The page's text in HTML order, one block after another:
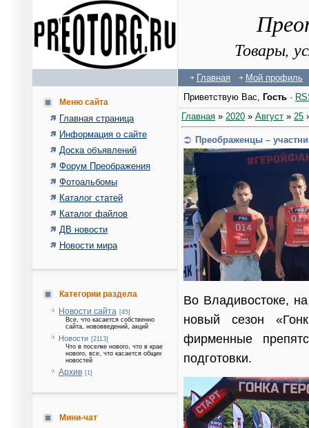
Товары,
Главная Мой профиль
Меню сайта
Главная страница
Информация о сайте
Доска объявлений
Форум Преображения
Фотоальбомы
Каталог статей
Каталог файлов
ДВ новости
Новости мира
Категории раздела
Новости сайта [45]
Все, что касается собственно
сайта, нововведений, акций
Новости [2113]
Что в поселке нового, что в крае
нового, все, что касается общих
новостей
Архив [1]
Мини-чат
Приветствую Вас, Гость ·
Главная » 2020 » Август » 25
Преображенцы –
Во Владивостоке,
новый сезон
фирменные
подготовки.